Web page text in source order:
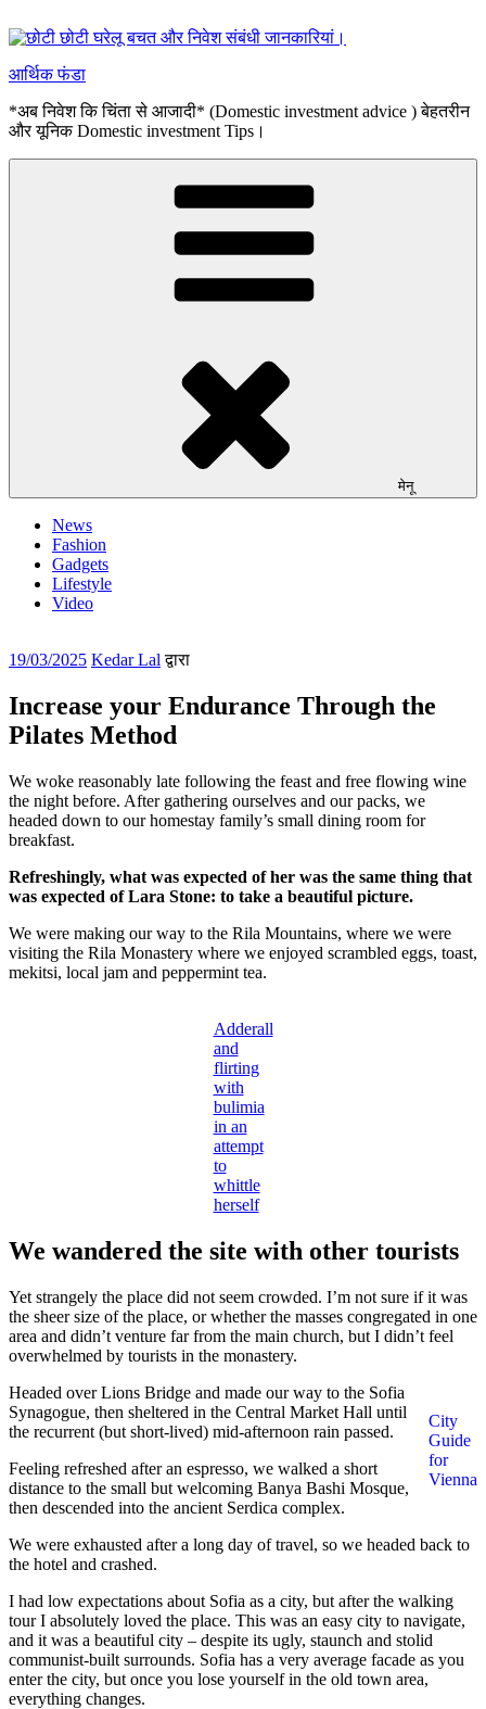
पर
आर्थिक फंडा
*अब निवेश कि चिंता से आजादी* (Domestic investment advice ) बेहतरीन
और यूनिक Domestic investment Tips।
मेनू
News
Fashion
Gadgets
Lifestyle
Video
19/03/2025 पर
गया
Kedar Lal द्वारा
Increase your Endurance Through the
Pilates Method
We woke reasonably late following the feast and free flowing wine
the night before. After gathering ourselves and our packs, we
headed down to our homestay family’s small dining room for
breakfast.
Refreshingly, what was expected of her was the same thing that
was expected of Lara Stone: to take a beautiful picture.
We were making our way to the Rila Mountains, where we were
visiting the Rila Monastery where we enjoyed scrambled eggs, toast,
mekitsi, local jam and peppermint tea.
Adderall
and
flirting
with
bulimia
in an
attempt
to
whittle
herself
We wandered the site with other tourists
Yet strangely the place did not seem crowded. I’m not sure if it was
the sheer size of the place, or whether the masses congregated in one
area and didn’t venture far from the main church, but I didn’t feel
overwhelmed by tourists in the monastery.
City
Guide
for
Vienna
Headed over Lions Bridge and made our way to the Sofia
Synagogue, then sheltered in the Central Market Hall until
the recurrent (but short-lived) mid-afternoon rain passed.
Feeling refreshed after an espresso, we walked a short
distance to the small but welcoming Banya Bashi Mosque,
then descended into the ancient Serdica complex.
We were exhausted after a long day of travel, so we headed back to
the hotel and crashed.
I had low expectations about Sofia as a city, but after the walking
tour I absolutely loved the place. This was an easy city to navigate,
and it was a beautiful city – despite its ugly, staunch and stolid
communist-built surrounds. Sofia has a very average facade as you
enter the city, but once you lose yourself in the old town area,
everything changes.